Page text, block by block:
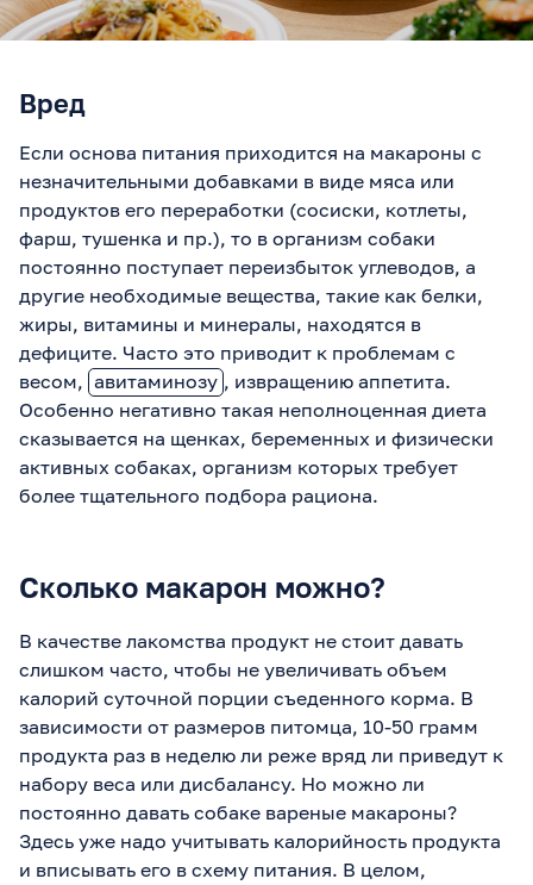
Вред
Если основа питания приходится на макароны с
незначительными добавками в виде мяса или
продуктов его переработки (сосиски, котлеты,
фарш, тушенка и пр.), то в организм собаки
постоянно поступает переизбыток углеводов, а
другие необходимые вещества, такие как белки,
жиры, витамины и минералы, находятся в
дефиците. Часто это приводит к проблемам с
весом, авитаминозу , извращению аппетита.
Особенно негативно такая неполноценная диета
сказывается на щенках, беременных и физически
активных собаках, организм которых требует
более тщательного подбора рациона.
Сколько макарон можно?
В качестве лакомства продукт не стоит давать
слишком часто, чтобы не увеличивать объем
калорий суточной порции съеденного корма. В
зависимости от размеров питомца, 10-50 грамм
продукта раз в неделю ли реже вряд ли приведут к
набору веса или дисбалансу. Но можно ли
постоянно давать собаке вареные макароны?
Здесь уже надо учитывать калорийность продукта
и вписывать его в схему питания. В целом,